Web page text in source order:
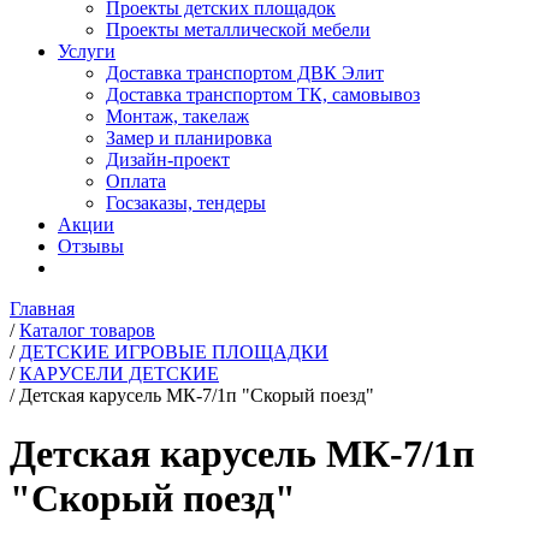
Проекты детских площадок
Проекты металлической мебели
Услуги
Доставка транспортом ДВК Элит
Доставка транспортом ТК, самовывоз
Монтаж, такелаж
Замер и планировка
Дизайн-проект
Оплата
Госзаказы, тендеры
Акции
Отзывы
Главная
/ Каталог товаров
/ ДЕТСКИЕ ИГРОВЫЕ ПЛОЩАДКИ
/ КАРУСЕЛИ ДЕТСКИЕ
/ Детская карусель МК-7/1п "Скорый поезд"
Детская карусель МК-7/1п
"Скорый поезд"